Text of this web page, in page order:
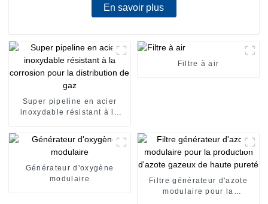
En savoir plus
Super pipeline en acier
inoxydable résistant à la
Filtre à air
Générateur d'oxygène
modulaire
Filtre générateur d'azote
modulaire pour la